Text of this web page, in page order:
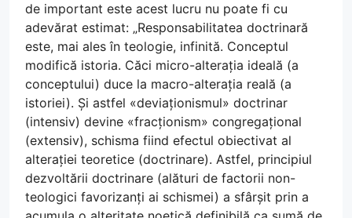
de important este acest lucru nu poate fi cu
adevărat estimat: „Responsabilitatea doctrinară
este, mai ales în teologie, infinită. Conceptul
modifică istoria. Căci micro-alterația ideală (a
conceptului) duce la macro-alterația reală (a
istoriei). Și astfel «deviaționismul» doctrinar
(intensiv) devine «fracționism» congregațional
(extensiv), schisma fiind efectul obiectivat al
alterației teoretice (doctrinare). Astfel, principiul
dezvoltării doctrinare (alături de factorii non-
teologici favorizanți ai schismei) a sfârșit prin a